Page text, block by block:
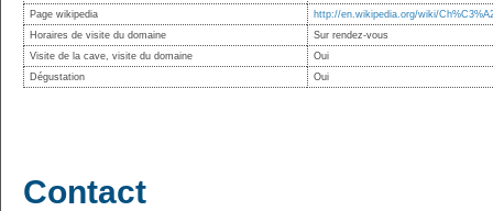
Page wikipedia
http://en.wikipedia.org/wiki/
Horaires de visite du domaine
Sur rendez-vous
Visite de la cave, visite du domaine
Oui
Dégustation
Oui
Contact